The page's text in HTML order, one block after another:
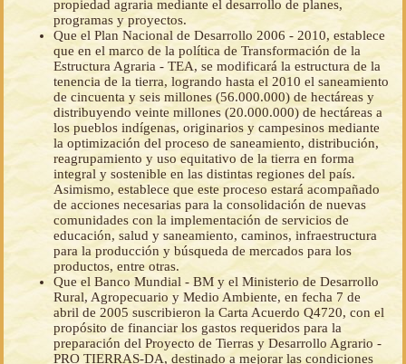
propiedad agraria mediante el desarrollo de planes,
programas y proyectos.
Que el Plan Nacional de Desarrollo 2006 - 2010, establece
que en el marco de la política de Transformación de la
Estructura Agraria - TEA, se modificará la estructura de la
tenencia de la tierra, logrando hasta el 2010 el saneamiento
de cincuenta y seis millones (56.000.000) de hectáreas y
distribuyendo veinte millones (20.000.000) de hectáreas a
los pueblos indígenas, originarios y campesinos mediante
la optimización del proceso de saneamiento, distribución,
reagrupamiento y uso equitativo de la tierra en forma
integral y sostenible en las distintas regiones del país.
Asimismo, establece que este proceso estará acompañado
de acciones necesarias para la consolidación de nuevas
comunidades con la implementación de servicios de
educación, salud y saneamiento, caminos, infraestructura
para la producción y búsqueda de mercados para los
productos, entre otras.
Que el Banco Mundial - BM y el Ministerio de Desarrollo
Rural, Agropecuario y Medio Ambiente, en fecha 7 de
abril de 2005 suscribieron la Carta Acuerdo Q4720, con el
propósito de financiar los gastos requeridos para la
preparación del Proyecto de Tierras y Desarrollo Agrario -
PRO TIERRAS-DA, destinado a mejorar las condiciones